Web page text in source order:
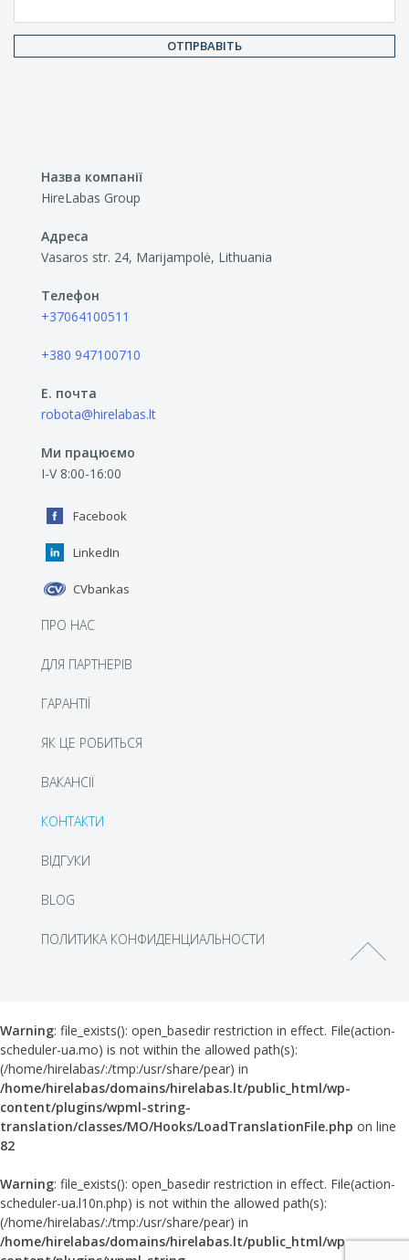
Назва компанії
HireLabas Group
Адреса
Vasaros str. 24, Marijampolė, Lithuania
Телефон
+37064100511
+380 947100710
E. почта
robota@hirelabas.lt
Ми працюємо
I-V 8:00-16:00
Facebook
LinkedIn
CVbankas
ПРО НАС
ДЛЯ ПАРТНЕРІВ
ГАРАНТІЇ
ЯК ЦЕ РОБИТЬСЯ
BАКАНСІЇ
КОНТАКТИ
ВІДГУКИ
BLOG
ПОЛИТИКА КОНФИДЕНЦИАЛЬНОСТИ
Warning: file_exists(): open_basedir restriction in effect. File(action-
scheduler-ua.mo) is not within the allowed path(s):
(/home/hirelabas/:/tmp:/usr/share/pear) in
/home/hirelabas/domains/hirelabas.lt/public_html/wp-
content/plugins/wpml-string-
translation/classes/MO/Hooks/LoadTranslationFile.php on line
82
Warning: file_exists(): open_basedir restriction in effect. File(action-
scheduler-ua.l10n.php) is not within the allowed path(s):
(/home/hirelabas/:/tmp:/usr/share/pear) in
/home/hirelabas/domains/hirelabas.lt/public_html/wp-